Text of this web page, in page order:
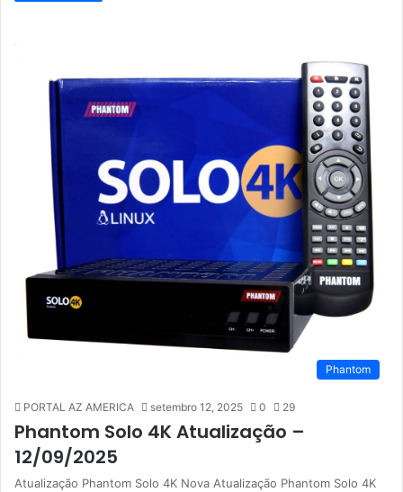
Phantom
PORTAL AZ AMERICA setembro 12, 2025 0 29
Phantom Solo 4K Atualização –
12/09/2025
Atualização Phantom Solo 4K Nova Atualização Phantom Solo 4K